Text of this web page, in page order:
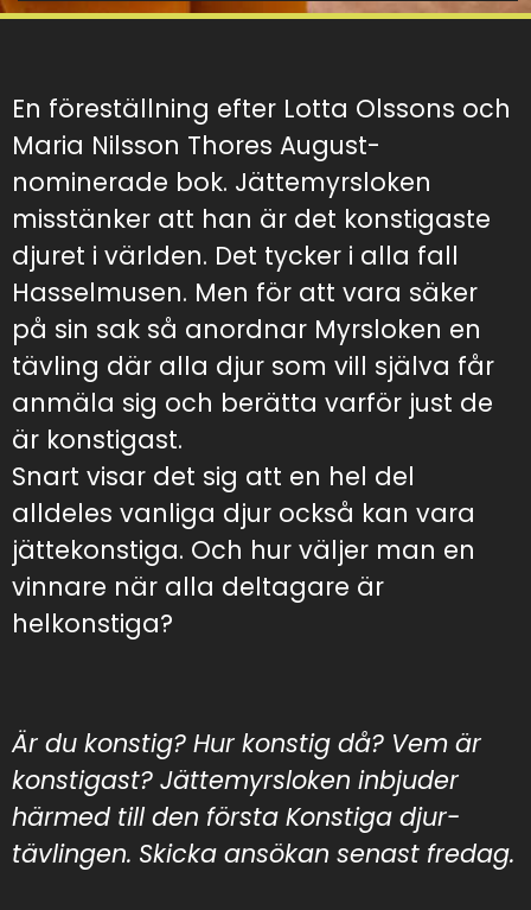
En föreställning efter Lotta Olssons och
Maria Nilsson Thores August-
nominerade bok. Jättemyrsloken
misstänker att han är det konstigaste
djuret i världen. Det tycker i alla fall
Hasselmusen. Men för att vara säker
på sin sak så anordnar Myrsloken en
tävling där alla djur som vill själva får
anmäla sig och berätta varför just de
är konstigast.
Snart visar det sig att en hel del
alldeles vanliga djur också kan vara
jättekonstiga. Och hur väljer man en
vinnare när alla deltagare är
helkonstiga?
Är du konstig? Hur konstig då? Vem är
konstigast? Jättemyrsloken inbjuder
härmed till den första Konstiga djur-
tävlingen. Skicka ansökan senast fredag.